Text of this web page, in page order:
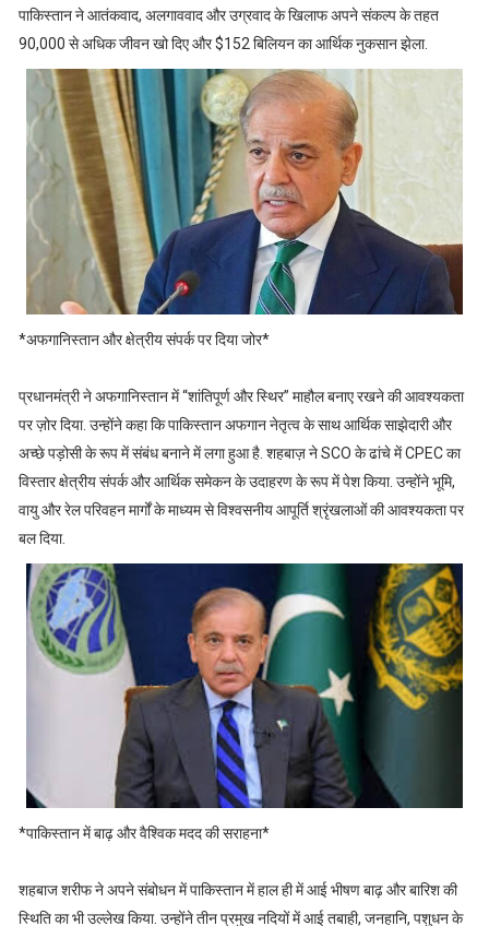
पाकिस्तान ने आतंकवाद, अलगाववाद और उग्रवाद के खिलाफ अपने संकल्प के तहत
90,000 से अधिक जीवन खो दिए और $152 बिलियन का आर्थिक नुकसान झेला.
*अफगानिस्तान और क्षेत्रीय संपर्क पर दिया जोर*
प्रधानमंत्री ने अफगानिस्तान में “शांतिपूर्ण और स्थिर” माहौल बनाए रखने की आवश्यकता
पर ज़ोर दिया. उन्होंने कहा कि पाकिस्तान अफगान नेतृत्व के साथ आर्थिक साझेदारी और
अच्छे पड़ोसी के रूप में संबंध बनाने में लगा हुआ है. शहबाज़ ने SCO के ढांचे में CPEC का
विस्तार क्षेत्रीय संपर्क और आर्थिक समेकन के उदाहरण के रूप में पेश किया. उन्होंने भूमि,
वायु और रेल परिवहन मार्गों के माध्यम से विश्वसनीय आपूर्ति श्रृंखलाओं की आवश्यकता पर
बल दिया.
*पाकिस्तान में बाढ़ और वैश्विक मदद की सराहना*
शहबाज शरीफ ने अपने संबोधन में पाकिस्तान में हाल ही में आई भीषण बाढ़ और बारिश की
स्थिति का भी उल्लेख किया. उन्होंने तीन प्रमुख नदियों में आई तबाही, जनहानि, पशुधन के